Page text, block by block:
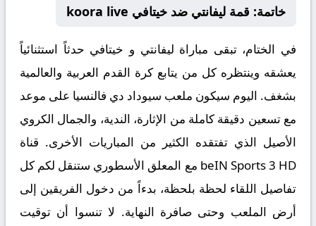
خاتمة: قمة ليفانتي ضد خيتافي koora live
في الختام، تبقى مباراة ليفانتي و خيتافي حدثاً استثنائياً
يعشقه وينتظره كل من يتابع كرة القدم العربية والعالمية
بشغف. اليوم سيكون ملعب سيوداد دي فالنسيا على موعد
مع تسعين دقيقة كاملة من الإثارة، الندية، والجمال الكروي
الأصيل الذي تفتقده الكثير من المباريات الأخرى. قناة
beIN Sports 3 HD مع المعلق الأسطوري ستنقل لكم كل
تفاصيل اللقاء لحظة بلحظة، بدءاً من دخول الفريقين إلى
أرض الملعب وحتى صافرة النهاية. لا تنسوا أن توقيت